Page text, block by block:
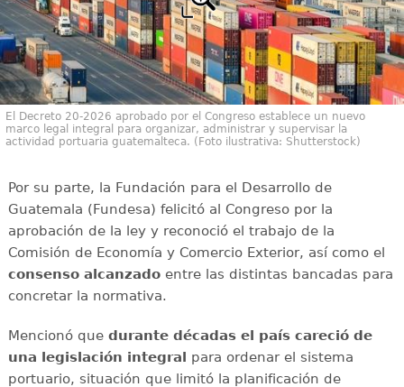
El Decreto 20-2026 aprobado por el Congreso establece un nuevo
marco legal integral para organizar, administrar y supervisar la
actividad portuaria guatemalteca. (Foto ilustrativa: Shutterstock)
Por su parte, la Fundación para el Desarrollo de
Guatemala (Fundesa) felicitó al Congreso por la
aprobación de la ley y reconoció el trabajo de la
Comisión de Economía y Comercio Exterior, así como el
consenso alcanzadoentre las distintas bancadas para
concretar la normativa.
Mencionó que durante décadas el país careció de
una legislación integral para ordenar el sistema
portuario, situación que limitó la planificación de